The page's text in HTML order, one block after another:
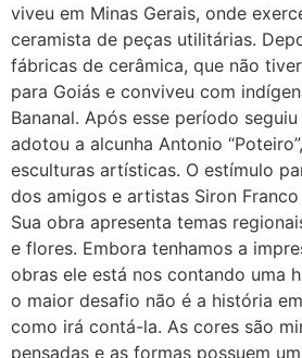
viveu em Minas Gerais, onde
ceramista de peças utilitárias.
fábricas de cerâmica, que não
para Goiás e conviveu com
Bananal. Após esse período
adotou a alcunha Antonio
esculturas artísticas. O estímulo
dos amigos e artistas Siron
Sua obra apresenta temas
e flores. Embora tenhamos a
obras ele está nos contando uma
o maior desafio não é a história
como irá contá-la. As cores são
pensadas e as formas possuem